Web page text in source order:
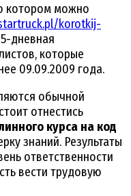
котором можно
korotkij-
дневная
которые
09.09.2009 года.
обычной
отнестись
курса на код
знаний. Результаты
ответственности
вести трудовую